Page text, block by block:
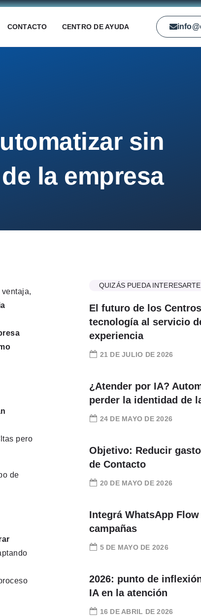
CONTACTO CENTRO DE AYUDA
sin
la empresa
pero
de
QUIZÁS PUEDA INTERESARTE
El futuro de los
tecnología al servicio
experiencia
21 DE JULIO DE 2026
¿Atender por IA?
perder la identidad de
24 DE MAYO DE 2026
Objetivo: Reducir
de Contacto
20 DE MAYO DE 2026
Integrá WhatsApp
campañas
5 DE MAYO DE 2026
2026: punto de
IA en la atención
16 DE ABRIL DE 2026